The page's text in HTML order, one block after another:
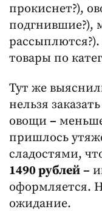
прокиснет?),
подгнившие?),
товары по
Тут же
нельзя
овощи –
пришлось
сладостями,
1490 рублей –
оформляется.
ожидание.